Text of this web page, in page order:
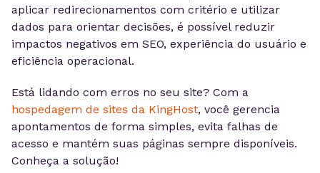
aplicar redirecionamentos com critério e utilizar
dados para orientar decisões, é possível reduzir
impactos negativos em SEO, experiência do usuário e
eficiência operacional.
Está lidando com erros no seu site? Com a
hospedagem de sites da KingHost, você gerencia
apontamentos de forma simples, evita falhas de
acesso e mantém suas páginas sempre disponíveis.
Conheça a solução!